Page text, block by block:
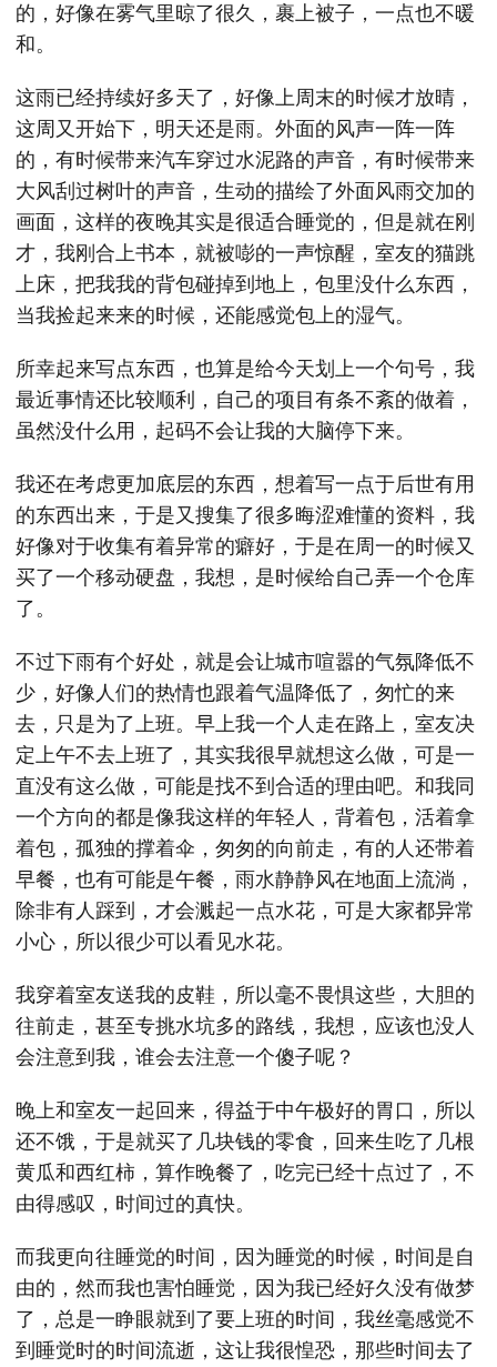
的，好像在雾气里晾了很久，裹上被子，一点也不暖
和。
这雨已经持续好多天了，好像上周末的时候才放晴，
这周又开始下，明天还是雨。外面的风声一阵一阵
的，有时候带来汽车穿过水泥路的声音，有时候带来
大风刮过树叶的声音，生动的描绘了外面风雨交加的
画面，这样的夜晚其实是很适合睡觉的，但是就在刚
才，我刚合上书本，就被嘭的一声惊醒，室友的猫跳
上床，把我我的背包碰掉到地上，包里没什么东西，
当我捡起来来的时候，还能感觉包上的湿气。
所幸起来写点东西，也算是给今天划上一个句号，我
最近事情还比较顺利，自己的项目有条不紊的做着，
虽然没什么用，起码不会让我的大脑停下来。
我还在考虑更加底层的东西，想着写一点于后世有用
的东西出来，于是又搜集了很多晦涩难懂的资料，我
好像对于收集有着异常的癖好，于是在周一的时候又
买了一个移动硬盘，我想，是时候给自己弄一个仓库
了。
不过下雨有个好处，就是会让城市喧嚣的气氛降低不
少，好像人们的热情也跟着气温降低了，匆忙的来
去，只是为了上班。早上我一个人走在路上，室友决
定上午不去上班了，其实我很早就想这么做，可是一
直没有这么做，可能是找不到合适的理由吧。和我同
一个方向的都是像我这样的年轻人，背着包，活着拿
着包，孤独的撑着伞，匆匆的向前走，有的人还带着
早餐，也有可能是午餐，雨水静静风在地面上流淌，
除非有人踩到，才会溅起一点水花，可是大家都异常
小心，所以很少可以看见水花。
我穿着室友送我的皮鞋，所以毫不畏惧这些，大胆的
往前走，甚至专挑水坑多的路线，我想，应该也没人
会注意到我，谁会去注意一个傻子呢？
晚上和室友一起回来，得益于中午极好的胃口，所以
还不饿，于是就买了几块钱的零食，回来生吃了几根
黄瓜和西红柿，算作晚餐了，吃完已经十点过了，不
由得感叹，时间过的真快。
而我更向往睡觉的时间，因为睡觉的时候，时间是自
由的，然而我也害怕睡觉，因为我已经好久没有做梦
了，总是一睁眼就到了要上班的时间，我丝毫感觉不
到睡觉时的时间流逝，这让我很惶恐，那些时间去了